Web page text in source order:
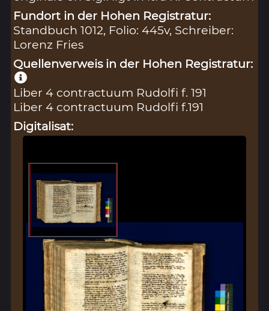
Fundort in der Hohen Registratur:
Standbuch 1012, Folio: 445v, Schreiber:
Lorenz Fries
Quellenverweis in der Hohen Registratur:
Liber 4 contractuum Rudolfi f. 191
Liber 4 contractuum Rudolfi f.191
Digitalisat: